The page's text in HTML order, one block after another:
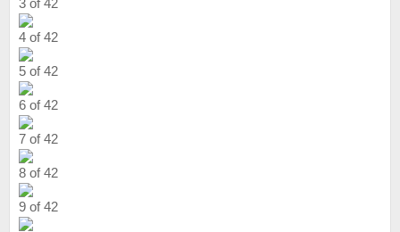
3 of 42
4 of 42
5 of 42
6 of 42
7 of 42
8 of 42
9 of 42